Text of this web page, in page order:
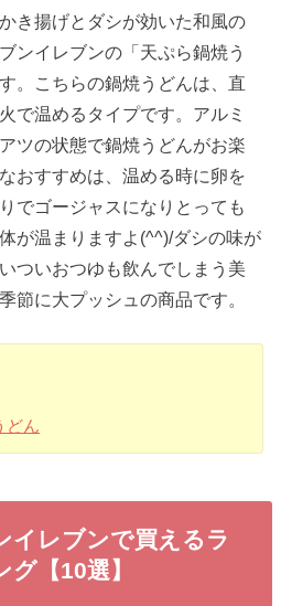
き揚げとダシが効いた和風の
ンイレブンの「天ぷら鍋焼う
。こちらの鍋焼うどんは、直
で温めるタイプです。アルミ
ツの状態で鍋焼うどんがお楽
おすすめは、温める時に卵を
でゴージャスになりとっても
が温まりますよ(^^)/ダシの味が
ついおつゆも飲んでしまう美
節に大プッシュの商品です。
どん
イレブンで買えるラ
【10選】